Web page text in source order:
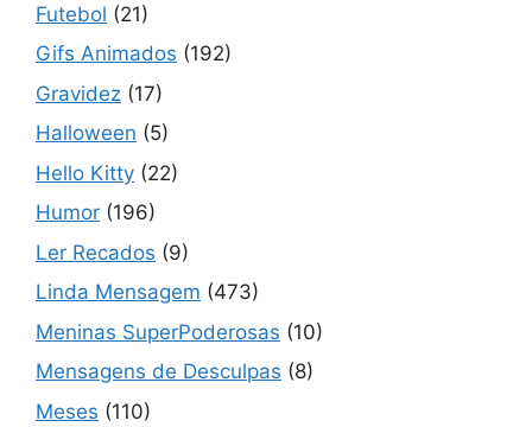
Futebol (21)
Gifs Animados (192)
Gravidez (17)
Halloween (5)
Hello Kitty (22)
Humor (196)
Ler Recados (9)
Linda Mensagem (473)
Meninas SuperPoderosas (10)
Mensagens de Desculpas (8)
Meses (110)